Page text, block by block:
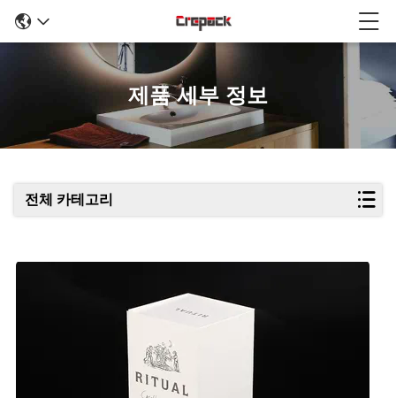
제품 세부 정보
전체 카테고리